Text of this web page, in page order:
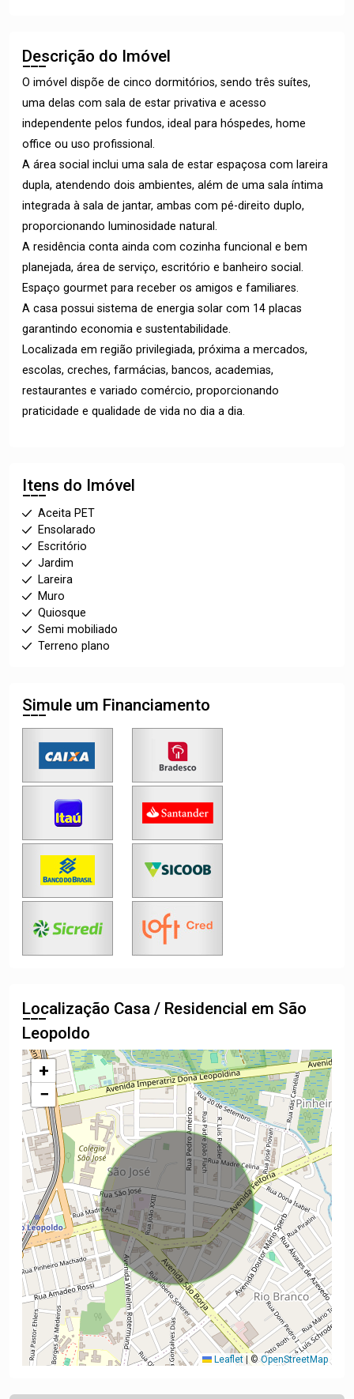
Descrição do Imóvel
O imóvel dispõe de cinco dormitórios, sendo três suítes,
uma delas com sala de estar privativa e acesso
independente pelos fundos, ideal para hóspedes, home
office ou uso profissional.
A área social inclui uma sala de estar espaçosa com lareira
dupla, atendendo dois ambientes, além de uma sala íntima
integrada à sala de jantar, ambas com pé-direito duplo,
proporcionando luminosidade natural.
A residência conta ainda com cozinha funcional e bem
planejada, área de serviço, escritório e banheiro social.
Espaço gourmet para receber os amigos e familiares.
A casa possui sistema de energia solar com 14 placas
garantindo economia e sustentabilidade.
Localizada em região privilegiada, próxima a mercados,
escolas, creches, farmácias, bancos, academias,
restaurantes e variado comércio, proporcionando
praticidade e qualidade de vida no dia a dia.
Itens do Imóvel
Aceita PET
Ensolarado
Escritório
Jardim
Lareira
Muro
Quiosque
Semi mobiliado
Terreno plano
Simule um Financiamento
Localização Casa / Residencial em São
Leopoldo
+
−
Leaflet |©OpenStreetMap